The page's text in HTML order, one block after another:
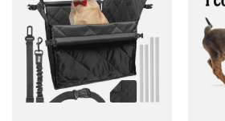
Dodaj
do
listy
życzeń